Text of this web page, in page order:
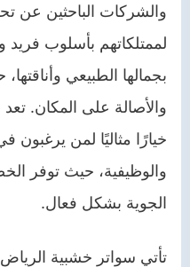
والشركات الباحثين عن
لممتلكاتهم بأسلوب فريد
بجمالها الطبيعي
والأصالة على المكان.
خيارًا مثاليًا لمن يرغبون
والوظيفية، حيث توفر
الجوية بشكل فعال.
تأتي سواتر خشبية